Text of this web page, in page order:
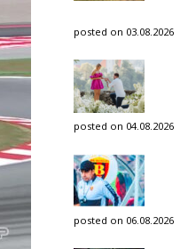
posted on 03.08.2026
posted on 04.08.2026
posted on 06.08.2026